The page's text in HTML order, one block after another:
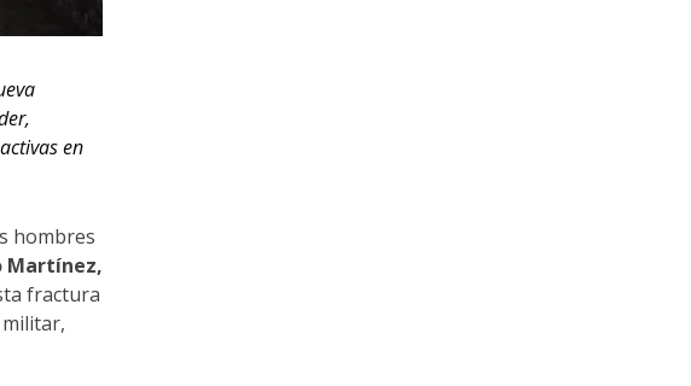
en
hombres
Martínez,
fractura